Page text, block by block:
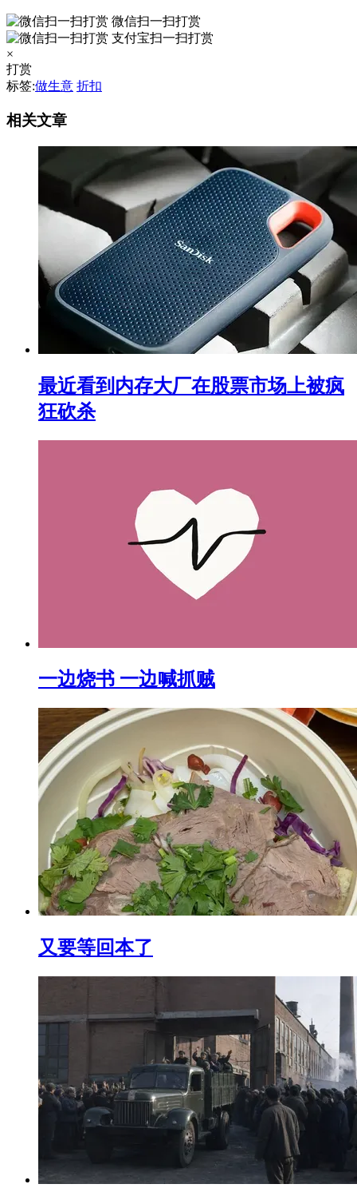
微信扫一扫打赏
支付宝扫一扫打赏
×
打赏
标签:做生意 折扣
相关文章
最近看到内存大厂在股票市场上被疯
狂砍杀
一边烧书 一边喊抓贼
又要等回本了